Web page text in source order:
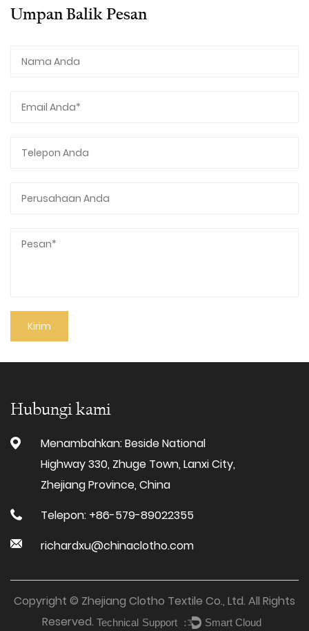
Umpan Balik Pesan
Hubungi kami
Menambahkan: Beside National
Highway 330, Zhuge Town, Lanxi City,
Zhejiang Province, China
Telepon: +86-579-89022355
richardxu@chinaclotho.com
Copyright © Zhejiang Clotho Textile Co., Ltd. All Rights
Reserved.Technical Support ： Smart Cloud